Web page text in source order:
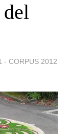
del
- CORPUS 2012